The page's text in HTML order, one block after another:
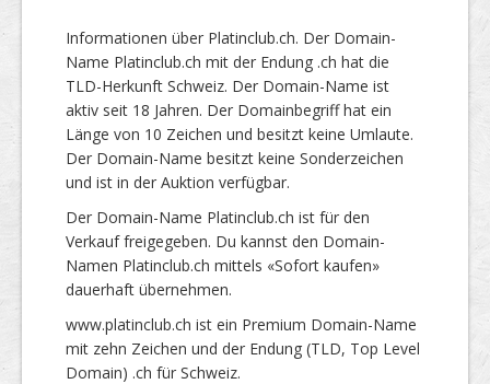
Informationen über Platinclub.ch. Der Domain-
Name Platinclub.ch mit der Endung .ch hat die
TLD-Herkunft Schweiz. Der Domain-Name ist
aktiv seit 18 Jahren. Der Domainbegriff hat ein
Länge von 10 Zeichen und besitzt keine Umlaute.
Der Domain-Name besitzt keine Sonderzeichen
und ist in der Auktion verfügbar.
Der Domain-Name Platinclub.ch ist für den
Verkauf freigegeben. Du kannst den Domain-
Namen Platinclub.ch mittels «Sofort kaufen»
dauerhaft übernehmen.
www.platinclub.ch ist ein Premium Domain-Name
mit zehn Zeichen und der Endung (TLD, Top Level
Domain) .ch für Schweiz.